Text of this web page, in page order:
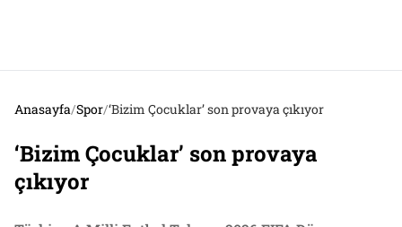
Anasayfa/Spor/‘Bizim Çocuklar’ son provaya çıkıyor
‘Bizim Çocuklar’ son provaya
çıkıyor